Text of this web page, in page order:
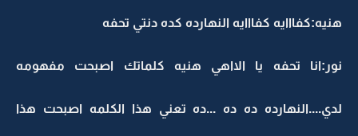
هنيه:كفااايه كفااايه النهارده كده دنتي تحفه
نور:انا تحفه يا الااهي هنيه كلماتك اصبحت مفهومه
لدي....النهارده ده ده ...ده تعني هذا الكلمه اصبحت هذا